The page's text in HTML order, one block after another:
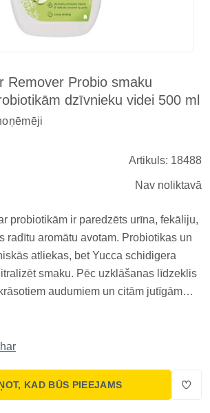
Remover Probio smaku
dzīvnieku videi 500 ml
Artikuls: 18488
Nav noliktavā
probiotikām ir paredzēts urīna, fekāliju,
radītu aromātu avotam. Probiotikas un
atliekas, bet Yucca schidigera
smaku. Pēc uzklāšanas līdzeklis
audumiem un citām jutīgām
materiāla un traipa vecuma, tāpēc j...
KAD BŪS PIEEJAMS